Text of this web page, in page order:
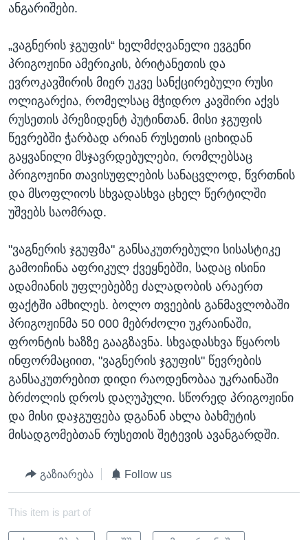
ანგარიშები.
„ვაგნერის ჯგუფის“ ხელმძღვანელი ევგენი
პრიგოჟინი ამერიკის, ბრიტანეთის და
ევროკავშირის მიერ უკვე სანქცირებული რუსი
ოლიგარქია, რომელსაც მჭიდრო კავშირი აქვს
რუსეთის პრეზიდენტ პუტინთან. მისი ჯგუფის
წევრებში ჭარბად არიან რუსეთის ციხიდან
გაყვანილი მსჯავრდებულები, რომლებსაც
პრიგოჟინი თავისუფლების სანაცვლოდ, წვრთნის
და მსოფლიოს სხვადასხვა ცხელ წერტილში
უშვებს საომრად.
"ვაგნერის ჯგუფმა" განსაკუთრებული სისასტიკე
გამოიჩინა აფრიკულ ქვეყნებში, სადაც ისინი
ადამიანის უფლებებზე ძალადობის არაერთ
ფაქტში ამხილეს. ბოლო თვეების განმავლობაში
პრიგოჟინმა 50 000 მებრძოლი უკრაინაში,
ფრონტის ხაზზე გააგზავნა. სხვადასხვა წყაროს
ინფორმაციით, "ვაგნერის ჯგუფის" წევრების
განსაკუთრებით დიდი რაოდენობაა უკრაინაში
ბრძოლის დროს დაღუპული. სწორედ პრიგოჟინი
და მისი დაჯგუფება დგანან ახლა ბახმუტის
მისადგომებთან რუსეთის შეტევის ავანგარდში.
გაზიარება Follow us
This item is part of